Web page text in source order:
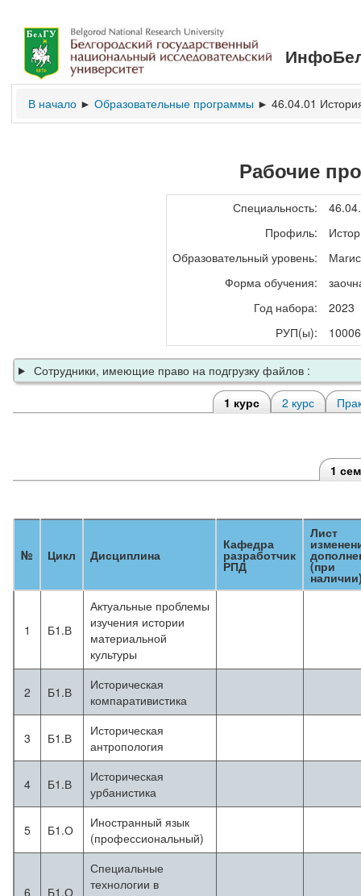
В начало ► Образовательные программы ► 46.04.01
Рабочие
Специальность:
Профиль:
Образовательный уровень:
Форма обучения:
Год набора:
2023
РУП(ы):
10006
Сотрудники, имеющие право на подгрузку файлов :
1 курс
2 курс
1
№ Цикл Дисциплина
Кафедра
разработчик
РПД
Лист
(при
1 Б1.В
Актуальные проблемы
изучения истории
материальной
культуры
2 Б1.В
Историческая
компаративистика
3 Б1.В
Историческая
антропология
4 Б1.В
Историческая
урбанистика
5 Б1.О
Иностранный язык
(профессиональный)
6 Б1.О
Специальные
технологии в